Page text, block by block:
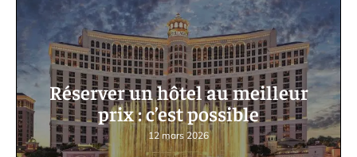
Réserver un hôtel au meilleur
prix : c’est possible
12 mars 2026